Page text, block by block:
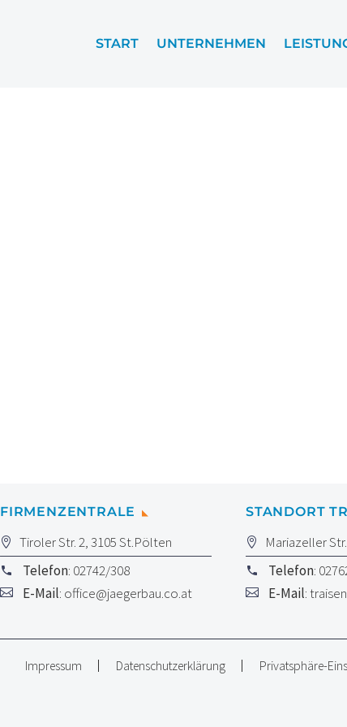
START UNTERNEHMEN
FIRMENZENTRALE
Tiroler Str. 2, 3105 St.Pölten
Telefon: 02742/308
E-Mail: office@jaegerbau.co.at
STANDORT
Mariazeller
Telefon:
E-Mail:
Impressum Datenschutzerklärung Privatsphäre-